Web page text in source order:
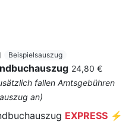
Beispielsauszug
24,80 €
fallen Amtsgebühren
an)
EXPRESS ⚡